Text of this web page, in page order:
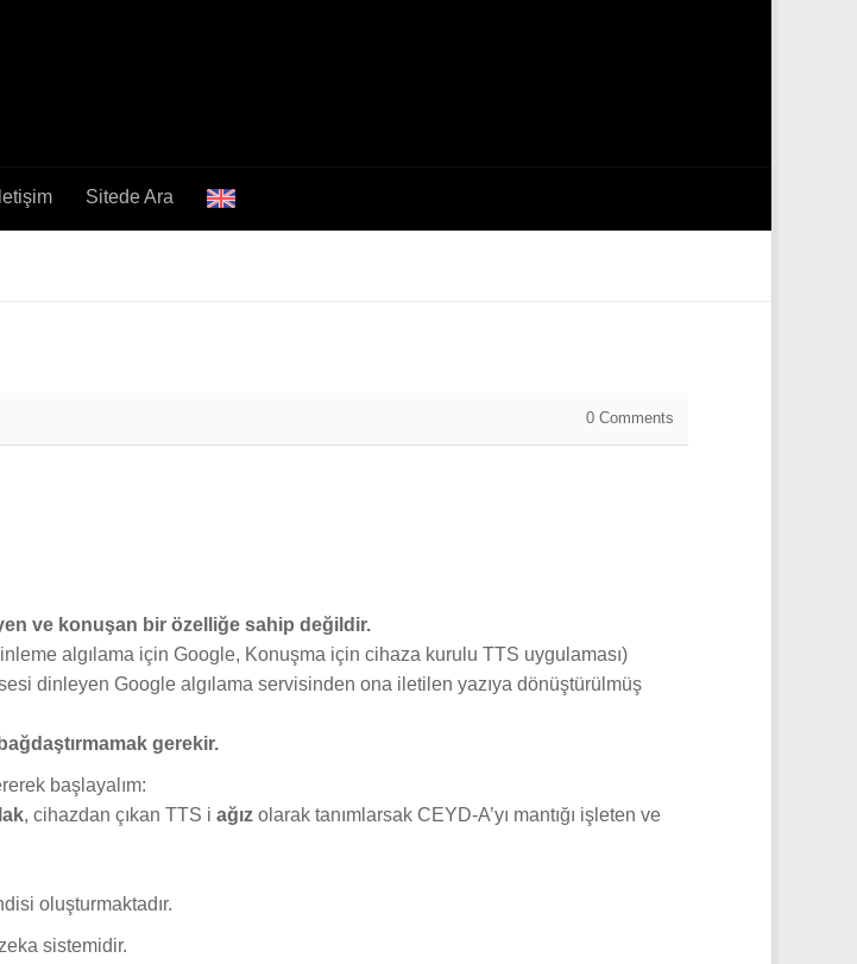
İletişim Sitede Ara
0 Comments
ve konuşan bir özelliğe sahip değildir.
algılama için Google, Konuşma için cihaza kurulu TTS uygulaması)
dinleyen Google algılama servisinden ona iletilen yazıya dönüştürülmüş
gerekir.
başlayalım:
, cihazdan çıkan TTS i ağız olarak tanımlarsak CEYD-A’yı mantığı işleten ve
oluşturmaktadır.
sistemidir.